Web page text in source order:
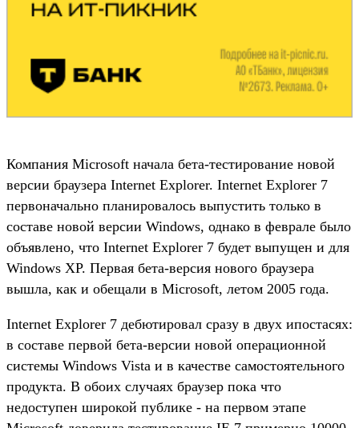
Компания Microsoft начала бета-тестирование новой
версии браузера Internet Explorer. Internet Explorer 7
первоначально планировалось выпустить только в
составе новой версии Windows, однако в феврале было
объявлено, что Internet Explorer 7 будет выпущен и для
Windows XP. Первая бета-версия нового браузера
вышла, как и обещали в Microsoft, летом 2005 года.
Internet Explorer 7 дебютировал сразу в двух ипостасях:
в составе первой бета-версии новой операционной
системы Windows Vista и в качестве самостоятельного
продукта. В обоих случаях браузер пока что
недоступен широкой публике - на первом этапе